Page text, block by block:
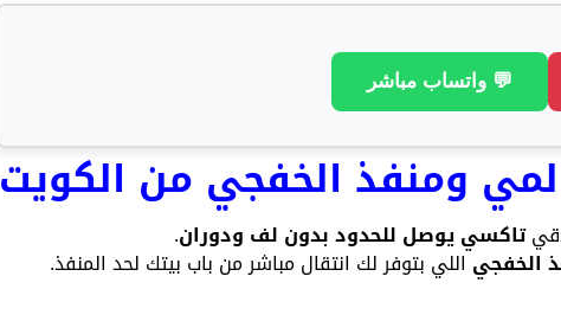
💬 واتساب مباشر
ومنفذ الخفجي من الكويت
تاكسي يوصل للحدود بدون لف ودوران.
الخفجياللي بتوفر لك انتقال مباشر من باب بيتك لحد المنفذ.